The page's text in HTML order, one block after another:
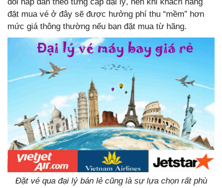
đặt mua vé ở đây sẽ được hưởng phí thu “mềm” hơn
mức giá thông thường nếu bạn đặt mua từ hãng.
Đặt vé qua đại lý bán lẻ cũng là sự lựa chọn rất phù